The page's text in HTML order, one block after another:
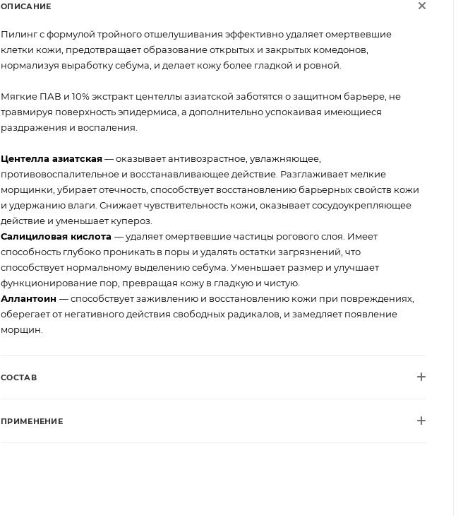
ОПИСАНИЕ
Пилинг с формулой тройного отшелушивания эффективно удаляет омертвевшие
клетки кожи, предотвращает образование открытых и закрытых комедонов,
нормализуя выработку себума, и делает кожу более гладкой и ровной.
Мягкие ПАВ и 10% экстракт центеллы азиатской заботятся о защитном барьере, не
травмируя поверхность эпидермиса, а дополнительно успокаивая имеющиеся
раздражения и воспаления.
Центелла азиатская— оказывает антивозрастное, увлажняющее,
противовоспалительное и восстанавливающее действие. Разглаживает мелкие
морщинки, убирает отечность, способствует восстановлению барьерных свойств кожи
и удержанию влаги. Снижает чувствительность кожи, оказывает сосудоукрепляющее
действие и уменьшает купероз.
Салициловая кислота — удаляет омертвевшие частицы рогового слоя. Имеет
способность глубоко проникать в поры и удалять остатки загрязнений, что
способствует нормальному выделению себума. Уменьшает размер и улучшает
функционирование пор, превращая кожу в гладкую и чистую.
Аллантоин — способствует заживлению и восстановлению кожи при повреждениях,
оберегает от негативного действия свободных радикалов, и замедляет появление
морщин.
СОСТАВ
ПРИМЕНЕНИЕ